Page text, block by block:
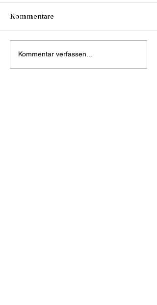
Kommentare
Kommentar verfassen...